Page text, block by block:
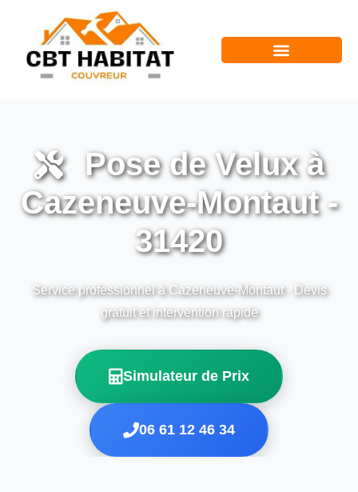
Pose de Velux à
Cazeneuve-Montaut -
31420
Service professionnel à Cazeneuve-Montaut - Devis
gratuit et intervention rapide
Simulateur de Prix
06 61 12 46 34